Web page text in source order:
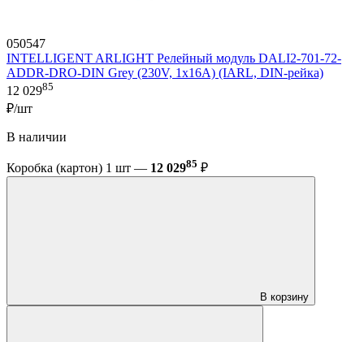
050547
INTELLIGENT ARLIGHT Релейный модуль DALI2-701-72-
ADDR-DRO-DIN Grey (230V, 1x16A) (IARL, DIN-рейка)
12 02985
₽/шт
В наличии
Коробка (картон) 1 шт — 12 02985 ₽
В корзину